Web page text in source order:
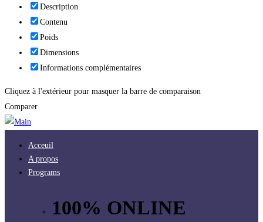
Description
Contenu
Poids
Dimensions
Informations complémentaires
Cliquez à l'extérieur pour masquer la barre de comparaison
Comparer
Acceuil
A propos
Programs
100% ONLINE